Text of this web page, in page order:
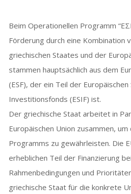
Beim Operationellen Programm
Förderung durch eine Kombination
griechischen Staates und der
stammen hauptsächlich aus dem
(ESF), der ein Teil der
Investitionsfonds (ESIF) ist.
Der griechische Staat arbeitet in
Europäischen Union zusammen,
Programms zu gewährleisten. Die
erheblichen Teil der Finanzierung
Rahmenbedingungen und
griechische Staat für die konkrete